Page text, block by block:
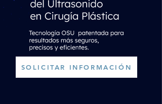
SOLICITAR INFORMACIÓN